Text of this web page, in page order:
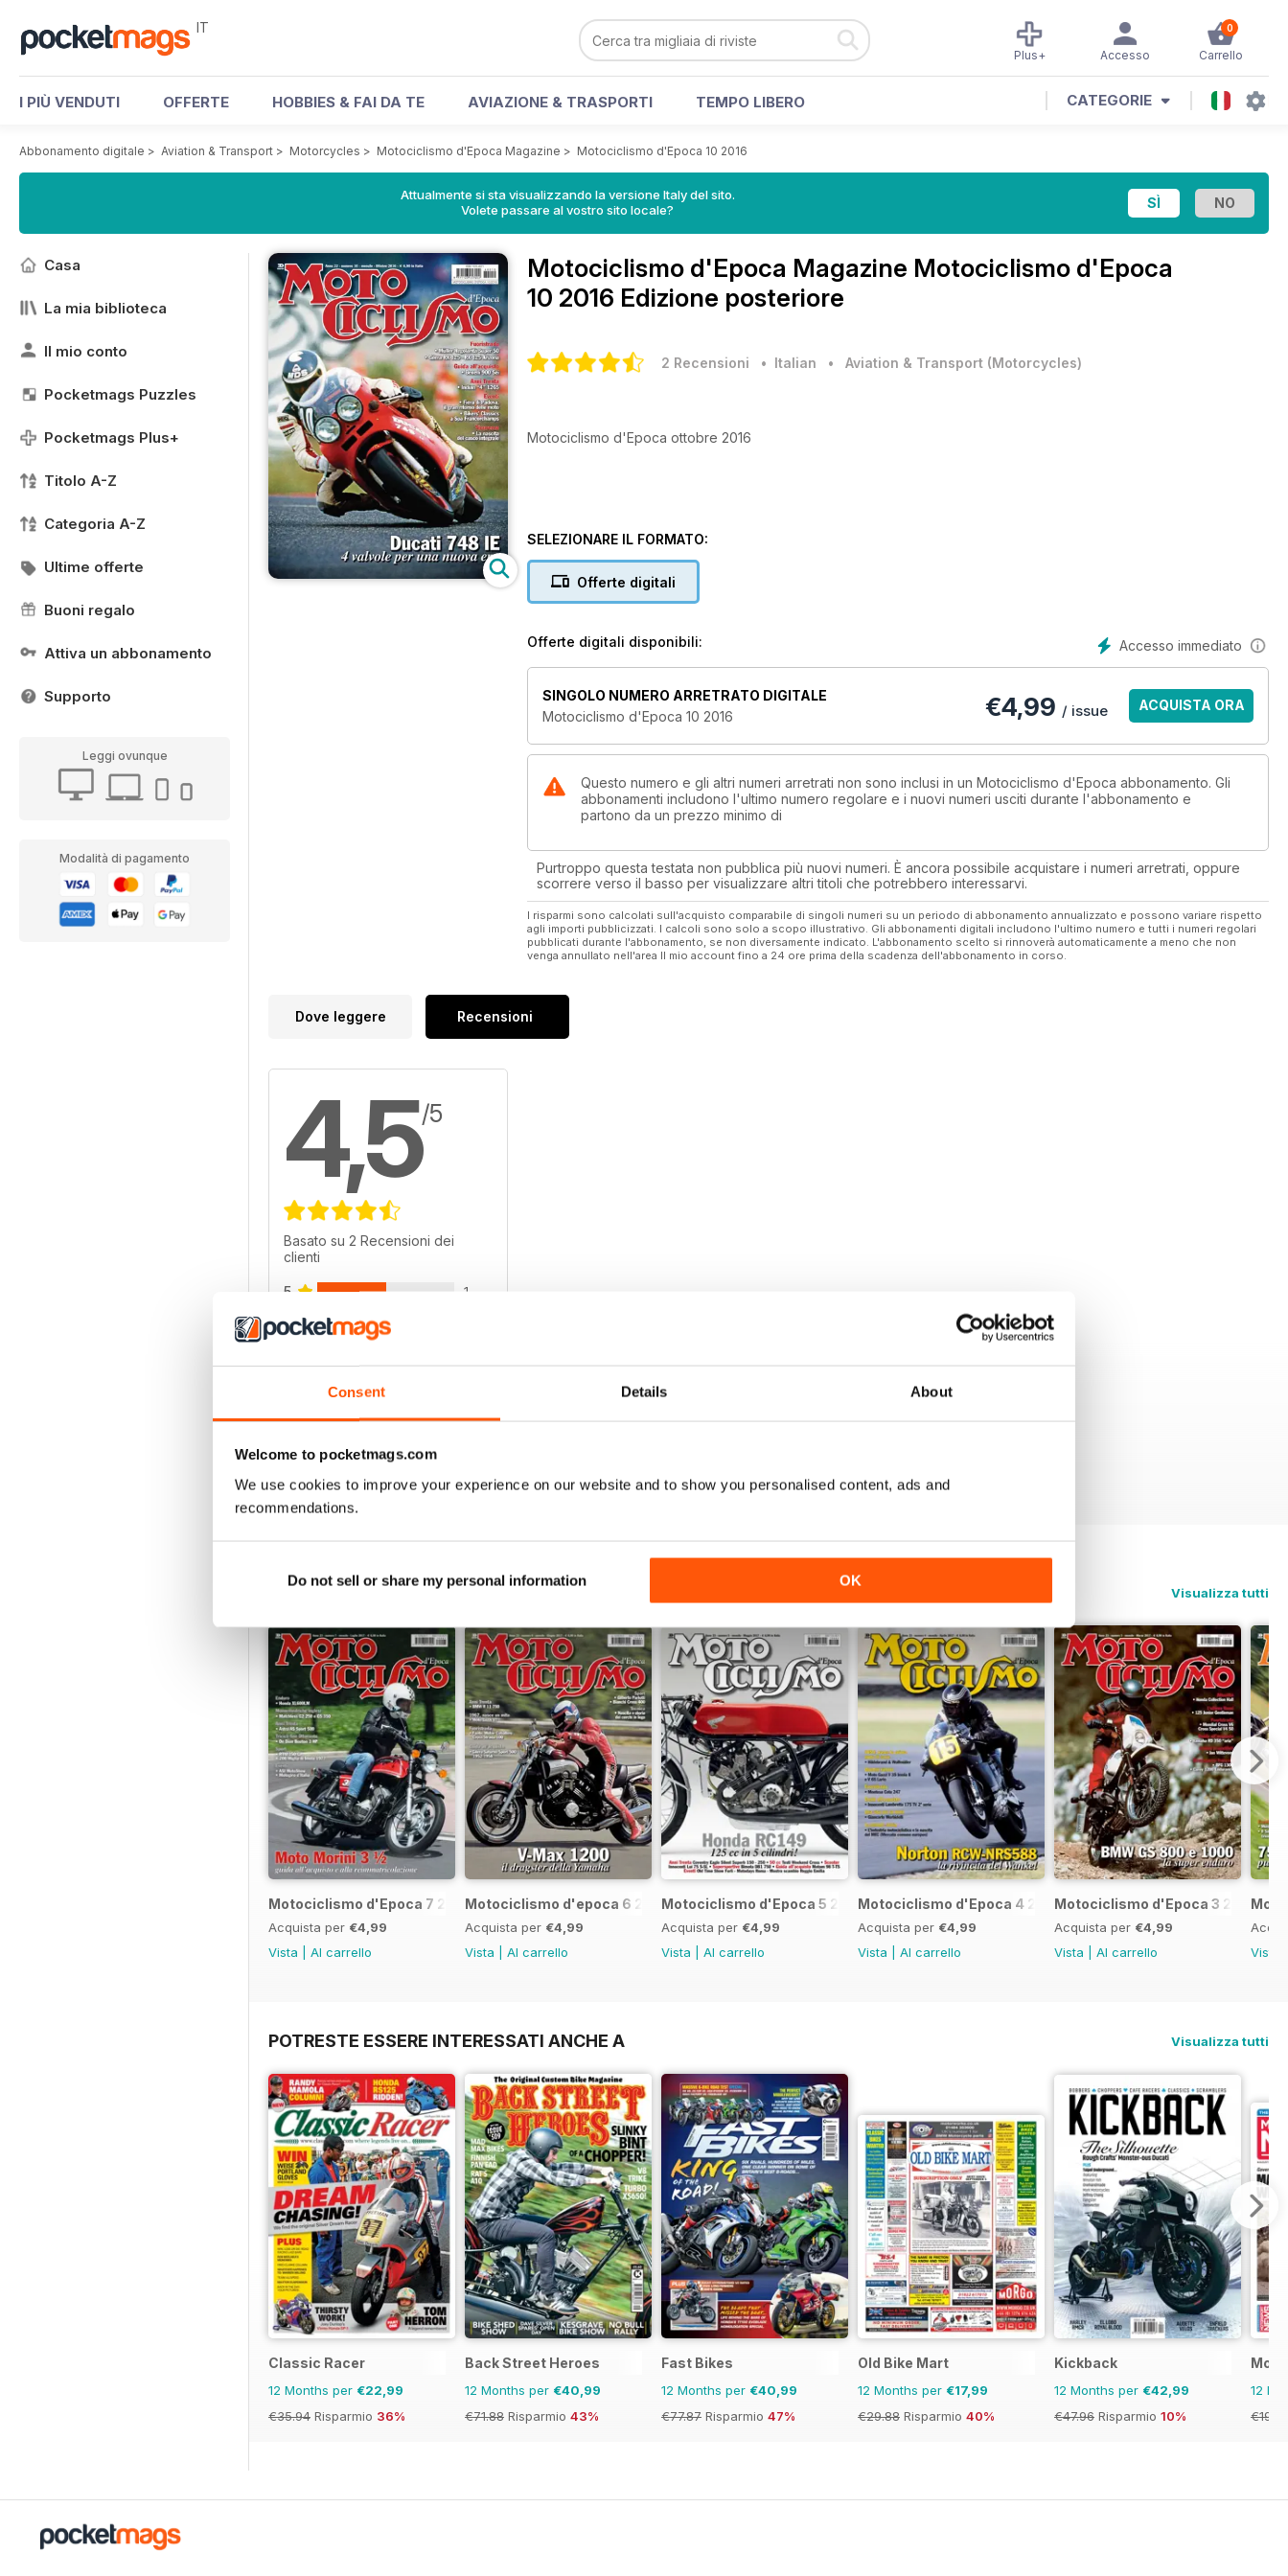
Consent Details About
Welcome to pocketmags.com
We use cookies to improve your experience on our website and to show you personalised content, ads and
recommendations.
Do not sell or share my personal information OK
IT 0
Carrello
Accesso
Plus+
I PIÙ VENDUTI OFFERTE HOBBIES & FAI DA TE AVIAZIONE & TRASPORTI TEMPO LIBERO CATEGORIE
Abbonamento digitale > Aviation & Transport > Motorcycles > Motociclismo d'Epoca Magazine > Motociclismo d'Epoca 10 2016
Attualmente si sta visualizzando la versione Italy del sito.
Volete passare al vostro sito locale?
Casa
La mia biblioteca
Il mio conto
Pocketmags Puzzles
Pocketmags Plus+
Titolo A-Z
Categoria A-Z
Ultime offerte
Buoni regalo
Attiva un abbonamento
Supporto
Leggi ovunque
Modalità di pagamento
Motociclismo d'Epoca Magazine Motociclismo d'Epoca
10 2016 Edizione posteriore
2 Recensioni • Italian • Aviation & Transport (Motorcycles)
Motociclismo d'Epoca ottobre 2016
SELEZIONARE IL FORMATO:
Offerte digitali
Accesso immediato
Offerte digitali disponibili:
SINGOLO NUMERO ARRETRATO DIGITALE
Motociclismo d'Epoca 10 2016
€4,99 / issue ACQUISTA ORA
Questo numero e gli altri numeri arretrati non sono inclusi in un Motociclismo d'Epoca abbonamento. Gli
abbonamenti includono l'ultimo numero regolare e i nuovi numeri usciti durante l'abbonamento e
partono da un prezzo minimo di
Purtroppo questa testata non pubblica più nuovi numeri. È ancora possibile acquistare i numeri arretrati, oppure
scorrere verso il basso per visualizzare altri titoli che potrebbero interessarvi.
I risparmi sono calcolati sull'acquisto comparabile di singoli numeri su un periodo di abbonamento annualizzato e possono variare rispetto
agli importi pubblicizzati. I calcoli sono solo a scopo illustrativo. Gli abbonamenti digitali includono l'ultimo numero e tutti i numeri regolari
pubblicati durante l'abbonamento, se non diversamente indicato. L'abbonamento scelto si rinnoverà automaticamente a meno che non
venga annullato nell'area Il mio account fino a 24 ore prima della scadenza dell'abbonamento in corso.
Dove leggere Recensioni
4,5/5
Basato su 2 Recensioni dei
clienti
5 1
4
1
VISUALIZZA LE RECENSIONI
EDIZIONI INDIETRO Visualizza tutti
Motociclismo d'Epoca 7 2017
Acquista per €4,99
Vista
Al carrello
Motociclismo d'epoca 6 2017
Acquista per €4,99
Vista
Al carrello
Motociclismo d'Epoca 5 2017
Acquista per €4,99
Vista
Al carrello
Motociclismo d'Epoca 4 2017
Acquista per €4,99
Vista
Al carrello
Motociclismo d'Epoca 3 2017
Acquista per €4,99
Vista
Al carrello
Vista
POTRESTE ESSERE INTERESSATI ANCHE A Visualizza tutti
Classic Racer
12 Months per €22,99
€35.94 Risparmio 36%
Back Street Heroes
12 Months per €40,99
€71.88 Risparmio 43%
Fast Bikes
12 Months per €40,99
€77.87 Risparmio 47%
Old Bike Mart
12 Months per €17,99
€29.88 Risparmio 40%
Kickback
12 Months per €42,99
€47.96 Risparmio 10%
12